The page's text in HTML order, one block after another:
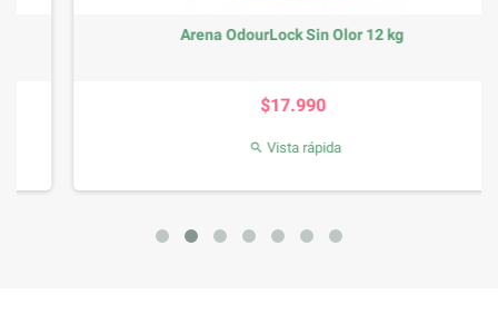
Arena OdourLock Sin Olor 12 kg
$17.990
Vista rápida